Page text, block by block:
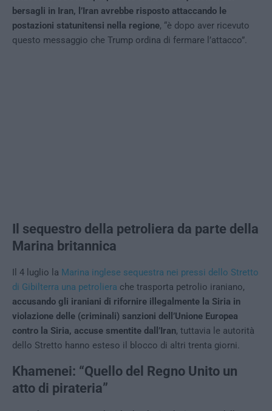
bersagli in Iran, l’Iran avrebbe risposto attaccando le
postazioni statunitensi nella regione, “è dopo aver ricevuto
questo messaggio che Trump ordina di fermare l’attacco”.
Il sequestro della petroliera da parte della
Marina britannica
Il 4 luglio la Marina inglese sequestra nei pressi dello Stretto
di Gibilterra una petroliera che trasporta petrolio iraniano,
accusando gli iraniani di rifornire illegalmente la Siria in
violazione delle (criminali) sanzioni dell’Unione Europea
contro la Siria, accuse smentite dall’Iran, tuttavia le autorità
dello Stretto hanno esteso il blocco di altri trenta giorni.
Khamenei: “Quello del Regno Unito un
atto di pirateria”